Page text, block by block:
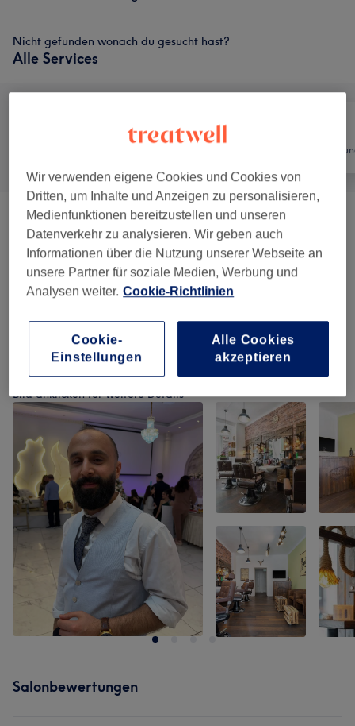
Nicht gefunden wonach du gesucht hast?
Alle Services
Herren - Haarschnitte, Rasuren &
Stylings
7)
ab 16 €
Kinder - Haarschnitte & Stylings ( 1)
Herren - Haarschnitte & Stylings (1) 38 €
Unsere Arbeit
Bild anklicken für weitere Details
Salonbewertungen
Wir verwenden eigene Cookies und Cookies von
Dritten, um Inhalte und Anzeigen zu personalisieren,
Medienfunktionen bereitzustellen und unseren
Datenverkehr zu analysieren. Wir geben auch
Informationen über die Nutzung unserer Webseite an
unsere Partner für soziale Medien, Werbung und
Analysen weiter. Cookie-Richtlinien
Cookie-
Einstellungen
Alle Cookies
akzeptieren